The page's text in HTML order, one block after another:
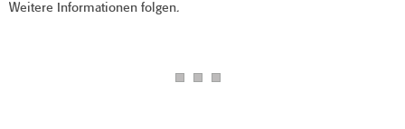
Weitere Informationen folgen.